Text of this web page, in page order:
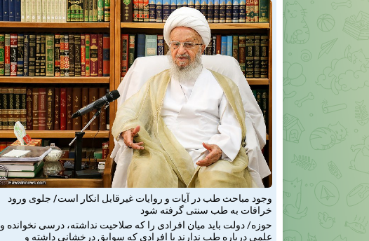
وجود مباحث طب در آیات و روایات غیرقابل انکار است/ جلوی ورود
خرافات به طب سنتی گرفته شود
حوزه/ دولت باید میان افرادی را که صلاحیت نداشته، درسی نخوانده و
علمی درباره طب ندارند با افرادی که سوابق درخشانی داشته و